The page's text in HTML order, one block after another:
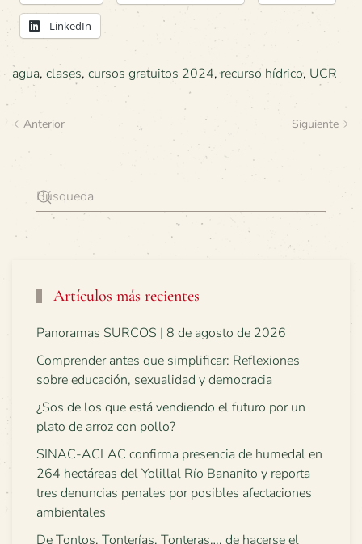
LinkedIn
agua, clases, cursos gratuitos 2024,recurso hídrico, UCR
Anterior Siguiente
Artículos más recientes
Panoramas SURCOS | 8 de agosto de 2026
Comprender antes que simplificar: Reflexiones
sobre educación, sexualidad y democracia
¿Sos de los que está vendiendo el futuro por un
plato de arroz con pollo?
SINAC-ACLAC confirma presencia de humedal en
264 hectáreas del Yolillal Río Bananito y reporta
tres denuncias penales por posibles afectaciones
ambientales
De Tontos, Tonterías, Tonteras…, de hacerse el